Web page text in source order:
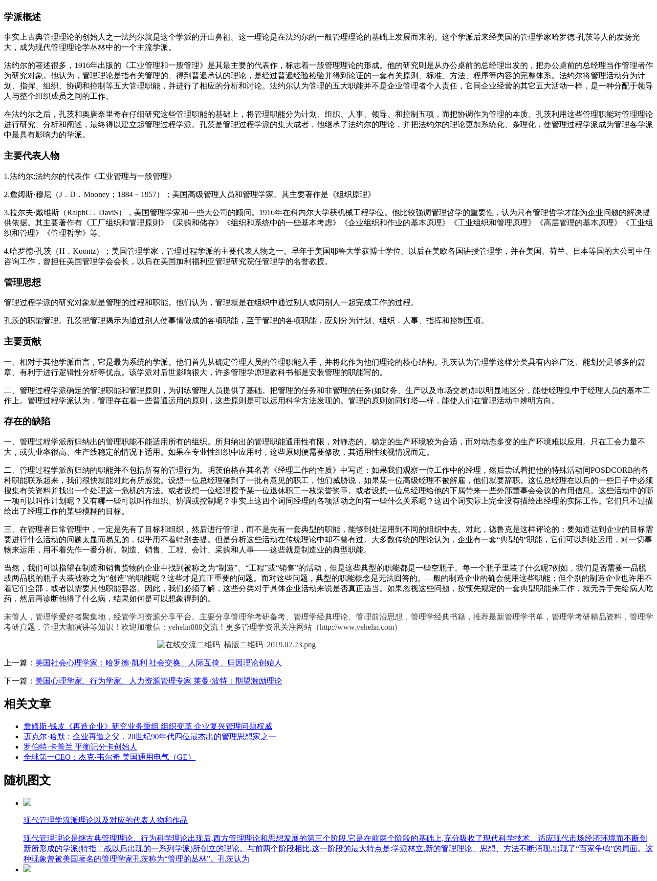
学派概述
事实上古典管理理论的创始人之一法约尔就是这个学派的开山鼻祖。这一理论是在法约尔的一般管理理论的基础上发展而来的。这个学派后来经美国的管理学家哈罗德·孔茨等人的发扬光
大，成为现代管理理论学丛林中的一个主流学派。
法约尔的著述很多，1916年出版的《工业管理和一般管理》是其最主要的代表作，标志着一般管理理论的形成。他的研究则是从办公桌前的总经理出发的，把办公桌前的总经理当作管理者作
为研究对象。他认为，管理理论是指有关管理的、得到普遍承认的理论，是经过普遍经验检验并得到论证的一套有关原则、标准、方法、程序等内容的完整体系。法约尔将管理活动分为计
划、指挥、组织、协调和控制等五大管理职能，并进行了相应的分析和讨论。法约尔认为管理的五大职能并不是企业管理者个人责任，它同企业经营的其它五大活动一样，是一种分配于领导
人与整个组织成员之间的工作。
在法约尔之后，孔茨和奥唐奈里奇在仔细研究这些管理职能的基础上，将管理职能分为计划、组织、人事、领导、和控制五项，而把协调作为管理的本质。孔茨利用这些管理职能对管理理论
进行研究、分析和阐述，最终得以建立起管理过程学派。孔茨是管理过程学派的集大成者，他继承了法约尔的理论，并把法约尔的理论更加系统化、条理化，使管理过程学派成为管理各学派
中最具有影响力的学派。
主要代表人物
1.法约尔;法约尔的代表作《工业管理与一般管理》
2.詹姆斯·穆尼（J．D．Mooney；1884－1957）；美国高级管理人员和管理学家。其主要著作是《组织原理》
3.拉尔夫·戴维斯（RalphC．DaviS），美国管理学家和一些大公司的顾问。1916年在科内尔大学获机械工程学位。他比较强调管理哲学的重要性，认为只有管理哲学才能为企业问题的解决提
供依据。其主要著作有《工厂组织和管理原则》《采购和储存》《组织和系统中的一些基本考虑》《企业组织和作业的基本原理》《工业组织和管理原理》《高层管理的基本原理》《工业组
织和管理》《管理哲学》等。
4.哈罗德·孔茨（H．Koontz）；美国管理学家，管理过程学派的主要代表人物之一。早年于美国耶鲁大学获博士学位。以后在美欧各国讲授管理学，并在美国、荷兰、日本等国的大公司中任
咨询工作，曾担任美国管理学会会长，以后在美国加利福利亚管理研究院任管理学的名誉教授。
管理思想
管理过程学派的研究对象就是管理的过程和职能。他们认为，管理就是在组织中通过别人或同别人一起完成工作的过程。
孔茨的职能管理。孔茨把管理揭示为通过别人使事情做成的各项职能，至于管理的各项职能，应划分为计划、组织．人事、指挥和控制五项。
主要贡献
一、相对于其他学派而言，它是最为系统的学派。他们首先从确定管理人员的管理职能入手，并将此作为他们理论的核心结构。孔茨认为管理学这样分类具有内容广泛、能划分足够多的篇
章、有利于进行逻辑性分析等优点。该学派对后世影响很大，许多管理学原理教科书都是安装管理的职能写的。
二、管理过程学派确定的管理职能和管理原则，为训练管理人员提供了基础。把管理的任务和非管理的任务(如财务、生产以及市场交易)加以明显地区分，能使经理集中于经理人员的基本工
作上。管理过程学派认为，管理存在着一些普通运用的原则，这些原则是可以运用科学方法发现的。管理的原则如同灯塔—样，能使人们在管理活动中辨明方向。
存在的缺陷
一、管理过程学派所归纳出的管理职能不能适用所有的组织。所归纳出的管理职能通用性有限，对静态的、稳定的生产环境较为合适，而对动态多变的生产环境难以应用。只在工会力量不
大，或失业率很高、生产线稳定的情况下适用。如果在专业性组织中应用时，这些原则便需要修改，其适用性须视情况而定。
二、管理过程学派所归纳的职能并不包括所有的管理行为。明茨伯格在其名著《经理工作的性质》中写道：如果我们观察一位工作中的经理，然后尝试着把他的特殊活动同POSDCORB的各
种职能联系起来，我们很快就能对此有所感觉。设想一位总经理碰到了一批有意见的职工，他们威胁说，如果某一位高级经理不被解雇，他们就要辞职。这位总经理在以后的一些日子中必须
搜集有关资料并找出一个处理这一危机的方法。或者设想一位经理授予某一位退休职工一枚荣誉奖章。或者设想一位总经理给他的下属带来一些外部董事会会议的有用信息。这些活动中的哪
一项可以叫作计划呢？又有哪一些可以叫作组织、协调或控制呢？事实上这四个词同经理的各项活动之间有一些什么关系呢？这四个词实际上完全没有描绘出经理的实际工作。它们只不过描
绘出了经理工作的某些模糊的目标。
三、在管理者日常管理中，一定是先有了目标和组织，然后进行管理，而不是先有一套典型的职能，能够到处运用到不同的组织中去。对此，德鲁克是这样评论的：要知道达到企业的目标需
要进行什么活动的问题太显而易见的，似乎用不着特别去提。但是分析这些活动在传统理论中却不曾有过。大多数传统的理论认为，企业有一套“典型的”职能，它们可以到处运用，对一切事
物来运用，用不着先作一番分析。制造、销售、工程、会计、采购和人事——这些就是制造业的典型职能。
当然，我们可以指望在制造和销售货物的企业中找到被称之为“制造”、“工程”或“销售”的活动，但是这些典型的职能都是一些空瓶子。每一个瓶子里装了什么呢7例如，我们是否需要一品脱
或两品脱的瓶子去装被称之为“创造”的职能呢？这些才是真正重要的问题。而对这些问题，典型的职能概念是无法回答的。—般的制造企业的确会使用这些职能；但个别的制造企业也许用不
着它们全部，或者以需要其他职能容器。因此，我们必须了解，这些分类对于具体企业活动来说是否真正适当。如果忽视这些问题，按预先规定的一套典型职能来工作，就无异于先给病人吃
药，然后再诊断他得了什么病，结果如何是可以想象得到的。
未管人，管理学爱好者聚集地，经管学习资源分享平台。主要分享管理学考研备考、管理学经典理论、管理前沿思想，管理学经典书籍，推荐最新管理学书单，管理学考研精品资料，管理学
考研真题，管理大咖演讲等知识！欢迎加微信：yehelin888交流！更多管理学资讯关注网站（http://www.yehelin.com）
上一篇： 美国社会心理学家：哈罗德·凯利 社会交换、人际互倚、归因理论创始人
下一篇： 美国心理学家、行为学家、人力资源管理专家 莱曼·波特：期望激励理论
相关文章
詹姆斯·钱皮《再造企业》研究业务重组 组织变革 企业复兴管理问题权威
迈克尔·哈默：企业再造之父，20世纪90年代四位最杰出的管理思想家之一
罗伯特·卡普兰 平衡记分卡创始人
全球第一CEO：杰克·韦尔奇 美国通用电气（GE）
随机图文
现代管理学流派理论以及对应的代表人物和作品
现代管理理论是继古典管理理论、行为科学理论出现后,西方管理理论和思想发展的第三个阶段.它是在前两个阶段的基础上,充分吸收了现代科学技术、适应现代市场经济环境而不断创
新所形成的学派(特指二战以后出现的一系列学派)所创立的理论。与前两个阶段相比,这一阶段的最大特点是:学派林立,新的管理理论、思想、方法不断涌现,出现了“百家争鸣”的局面。这
种现象曾被美国著名的管理学家孔茨称为“管理的丛林”。孔茨认为